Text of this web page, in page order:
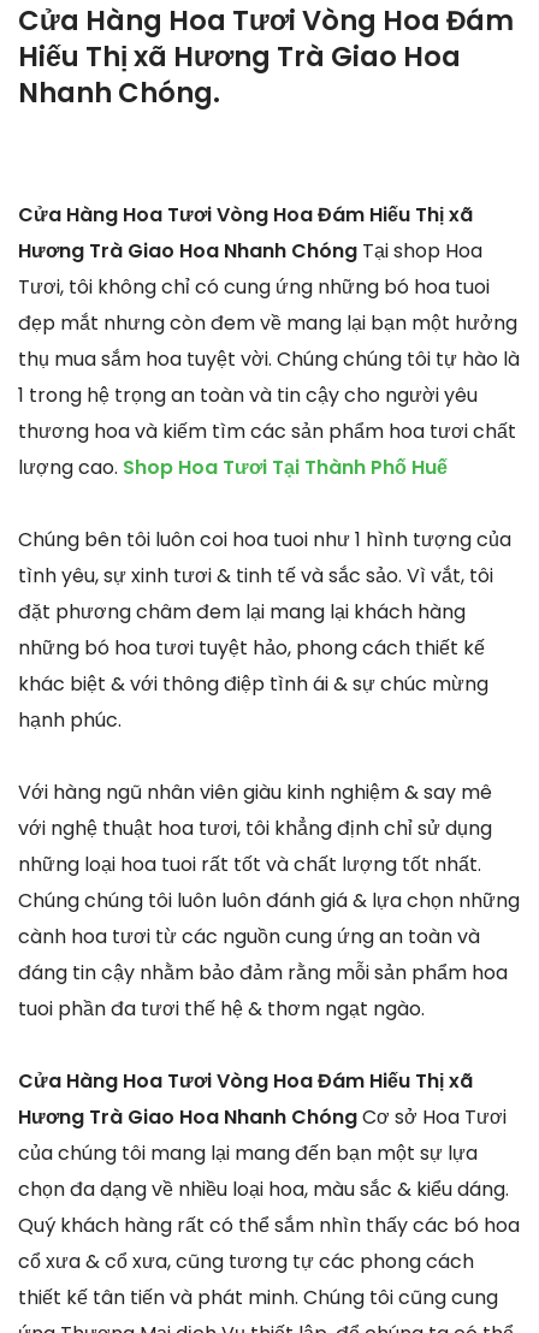
Cửa Hàng Hoa Tươi Vòng Hoa Đám
Hiếu Thị xã Hương Trà Giao Hoa
Nhanh Chóng.
Cửa Hàng Hoa Tươi Vòng Hoa Đám Hiếu Thị xã
Hương Trà Giao Hoa Nhanh Chóng Tại shop Hoa
Tươi, tôi không chỉ có cung ứng những bó hoa tuoi
đẹp mắt nhưng còn đem về mang lại bạn một hưởng
thụ mua sắm hoa tuyệt vời. Chúng chúng tôi tự hào là
1 trong hệ trọng an toàn và tin cậy cho người yêu
thương hoa và kiếm tìm các sản phẩm hoa tươi chất
lượng cao. Shop Hoa Tươi Tại Thành Phố Huế
Chúng bên tôi luôn coi hoa tuoi như 1 hình tượng của
tình yêu, sự xinh tươi & tinh tế và sắc sảo. Vì vắt, tôi
đặt phương châm đem lại mang lại khách hàng
những bó hoa tươi tuyệt hảo, phong cách thiết kế
khác biệt & với thông điệp tình ái & sự chúc mừng
hạnh phúc.
Với hàng ngũ nhân viên giàu kinh nghiệm & say mê
với nghệ thuật hoa tươi, tôi khẳng định chỉ sử dụng
những loại hoa tuoi rất tốt và chất lượng tốt nhất.
Chúng chúng tôi luôn luôn đánh giá & lựa chọn những
cành hoa tươi từ các nguồn cung ứng an toàn và
đáng tin cậy nhằm bảo đảm rằng mỗi sản phẩm hoa
tuoi phần đa tươi thế hệ & thơm ngạt ngào.
Cửa Hàng Hoa Tươi Vòng Hoa Đám Hiếu Thị xã
Hương Trà Giao Hoa Nhanh ChóngCơ sở Hoa Tươi
của chúng tôi mang lại mang đến bạn một sự lựa
chọn đa dạng về nhiều loại hoa, màu sắc & kiểu dáng.
Quý khách hàng rất có thể sắm nhìn thấy các bó hoa
cổ xưa & cổ xưa, cũng tương tự các phong cách
thiết kế tân tiến và phát minh. Chúng tôi cũng cung